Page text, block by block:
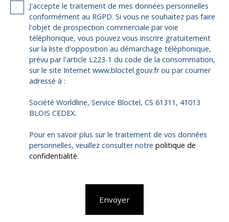
J'accepte le traitement de mes données personnelles
conformément au RGPD. Si vous ne souhaitez pas faire
l'objet de prospection commerciale par voie
téléphonique, vous pouvez vous inscrire gratuitement
sur la liste d'opposition au démarchage téléphonique,
prévu par l'article L223-1 du code de la consommation,
sur le site Internet www.bloctel.gouv.fr ou par courrier
adressé à :
Société Worldline, Service Bloctel, CS 61311, 41013
BLOIS CEDEX.
Pour en savoir plus sur le traitement de vos données
personnelles, veuillez consulter notre politique de
confidentialité.
Envoyer